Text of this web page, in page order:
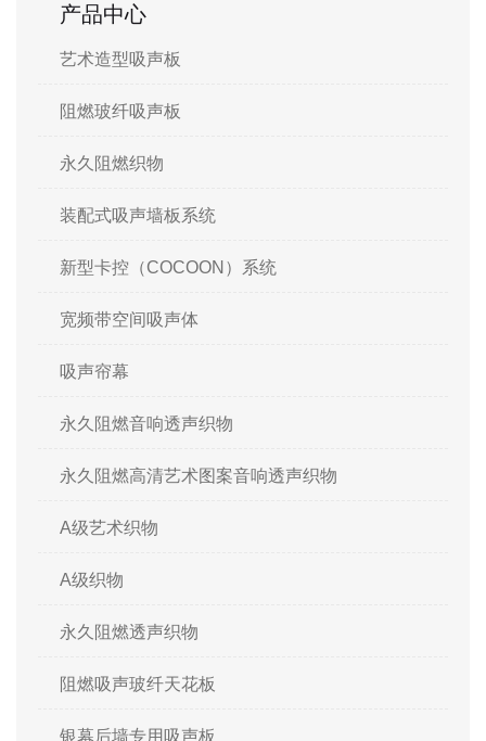
产品中心
艺术造型吸声板
阻燃玻纤吸声板
永久阻燃织物
装配式吸声墙板系统
新型卡控（COCOON）系统
宽频带空间吸声体
吸声帘幕
永久阻燃音响透声织物
永久阻燃高清艺术图案音响透声织物
A级艺术织物
A级织物
永久阻燃透声织物
阻燃吸声玻纤天花板
银幕后墙专用吸声板